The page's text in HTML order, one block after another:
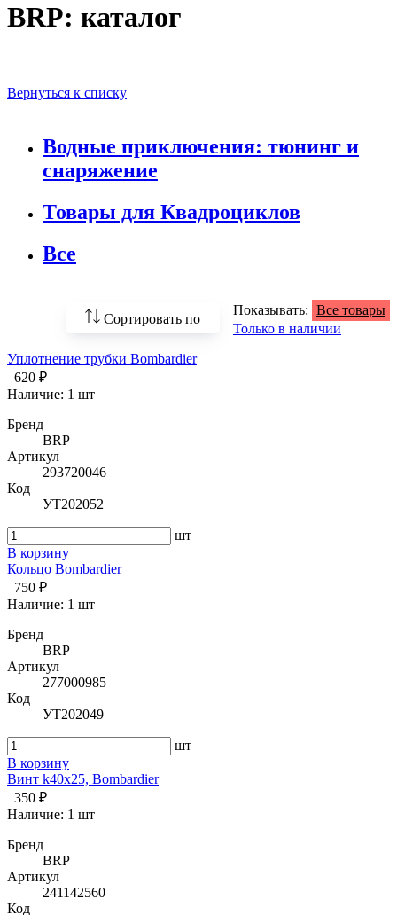
BRP: каталог
Вернуться к списку
Водные приключения: тюнинг и
снаряжение
Товары для Квадроциклов
Все
Сортировать по
По возрастанию
По названию
По популярности
Показывать: Все товары
Только в наличии
Уплотнение трубки Bombardier
620 ₽
Наличие: 1 шт
Бренд
BRP
Артикул
293720046
Код
УТ202052
шт
В корзину
Кольцо Bombardier
750 ₽
Наличие: 1 шт
Бренд
BRP
Артикул
277000985
Код
УТ202049
шт
В корзину
Винт k40x25, Bombardier
350 ₽
Наличие: 1 шт
Бренд
BRP
Артикул
241142560
Код